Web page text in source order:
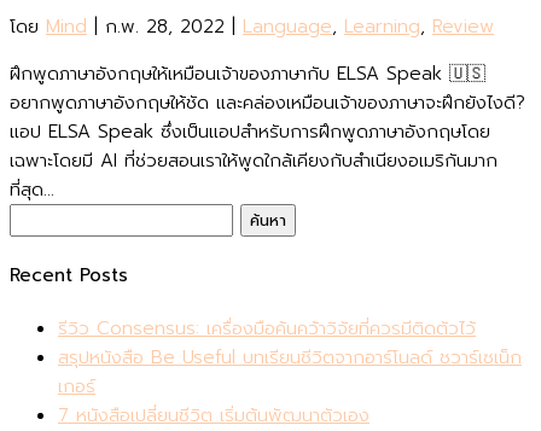
โดย Mind ก.พ. 28, 2022 Language, Learning, Review
ฝึกพูดภาษาอังกฤษให้เหมือนเจ้าของภาษากับ ELSA Speak 🇺🇸
อยากพูดภาษาอังกฤษให้ชัด และคล่องเหมือนเจ้าของภาษาจะฝึกยังไงดี?
แอป ELSA Speak ซึ่งเป็นแอปสำหรับการฝึกพูดภาษาอังกฤษโดย
เฉพาะโดยมี AI ที่ช่วยสอนเราให้พูดใกล้เคียงกับสำเนียงอเมริกันมาก
ที่สุด...
Recent Posts
รีวิว Consensus: เครื่องมือค้นคว้าวิจัยที่ควรมีติดตัวไว้
สรุปหนังสือ Be Useful บทเรียนชีวิตจากอาร์โนลด์ ชวาร์เซเน็ก
เกอร์
7 หนังสือเปลี่ยนชีวิต เริ่มต้นพัฒนาตัวเอง